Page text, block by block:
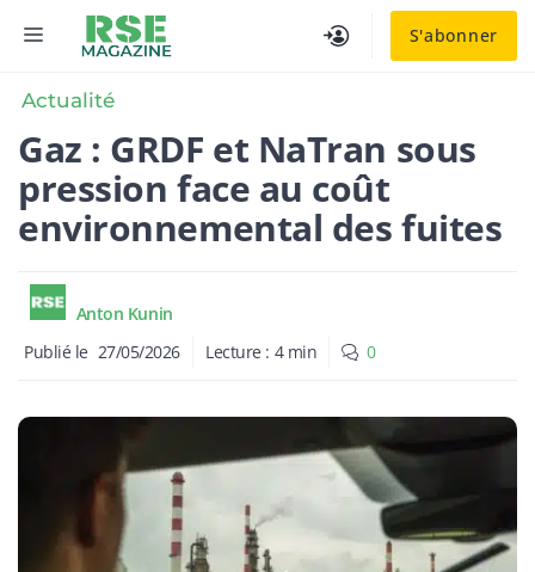
S'abonner
MENU
Actualité
Gaz : GRDF et NaTran sous
pression face au coût
environnemental des fuites
Anton Kunin
Publié le 27/05/2026 Lecture : 4 min 0